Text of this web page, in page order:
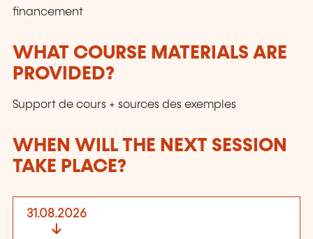
financement
WHAT COURSE MATERIALS ARE
PROVIDED?
Support de cours + sources des exemples
WHEN WILL THE NEXT SESSION
TAKE PLACE?
31.08.2026